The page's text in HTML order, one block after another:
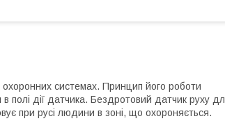
системах. Принцип його роботи
полі дії датчика. Бездротовий датчик руху
при русі людини в зоні, що охороняється.